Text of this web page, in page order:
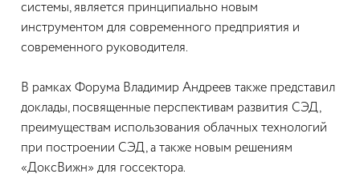
системы, является принципиально новым
инструментом для современного предприятия и
современного руководителя.
В рамках Форума Владимир Андреев также представил
доклады, посвященные перспективам развития СЭД,
преимуществам использования облачных технологий
при построении СЭД, а также новым решениям
«ДоксВижн» для госсектора.